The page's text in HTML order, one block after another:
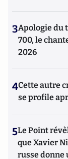
3Apologie du
700, le
2026
4Cette autre
se profile
5Le Point
que Xavier
russe donne